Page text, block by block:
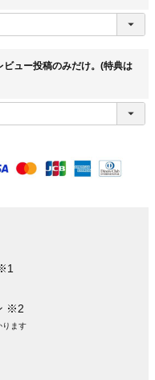
須
ュー投稿のみだけ。(特典は
※2
ります